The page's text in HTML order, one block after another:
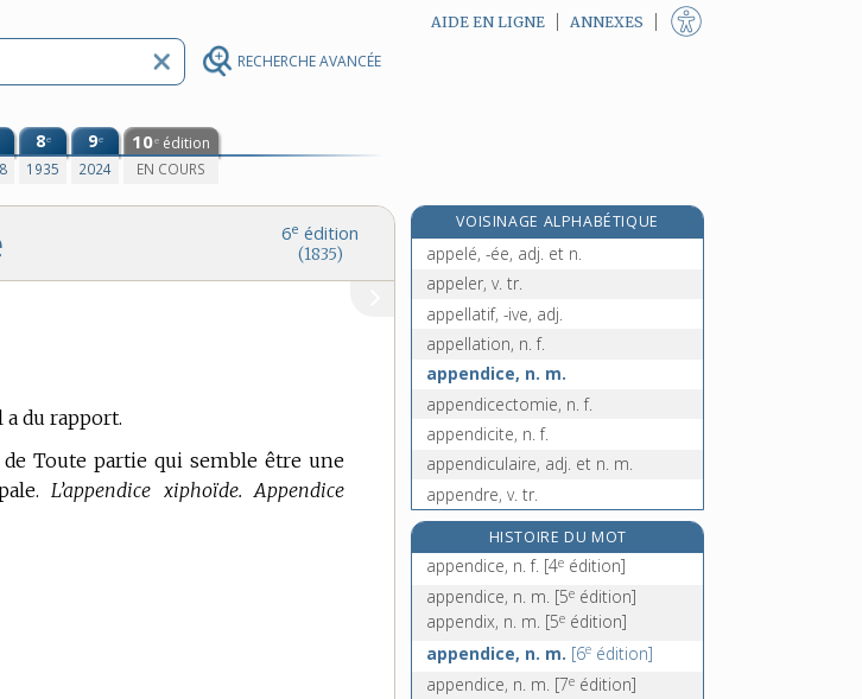
RECHERCHE AVANCÉE
AIDE EN LIGNE ANNEXES
8e
1935
9e
2024
10e édition
EN COURS
6e édition
(1835)
du rapport.
de Toute partie qui semble être une
L’appendice xiphoïde. Appendice
VOISINAGE ALPHABÉTIQUE
appelant, -ante, adj. et n.
appelé, -ée, adj. et n.
appeler, v. tr.
appellatif, -ive, adj.
appellation, n. f.
appendice, n. m.
appendicectomie, n. f.
appendicite, n. f.
appendiculaire, adj. et n. m.
appendre, v. tr.
appentis, n. m.
appert il, v. impers.[7eédition]
appertisation, n. f.
appertiser, v. tr.
appesantir, v. tr. et pron.
HISTOIRE DU MOT
appendice, n. f. [4e édition]
appendice, n. m. [5e édition]
appendix, n. m. [5e édition]
appendice, n. m. [6e édition]
appendice, n. m. [7e édition]